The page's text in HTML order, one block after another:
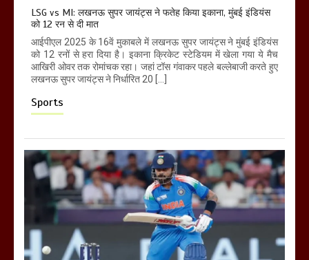
LSG vs MI: लखनऊ सुपर जायंट्स ने फतेह किया इकाना, मुंबई इंडियंस
को 12 रन से दी मात
आईपीएल 2025 के 16वें मुकाबले में लखनऊ सुपर जायंट्स ने मुंबई इंडियंस
को 12 रनों से हरा दिया है। इकाना क्रिकेट स्टेडियम में खेला गया ये मैच
आखिरी ओवर तक रोमांचक रहा। जहां टॉस गंवाकर पहले बल्लेबाजी करते हुए
लखनऊ सुपर जायंट्स ने निर्धारित 20 […]
Sports